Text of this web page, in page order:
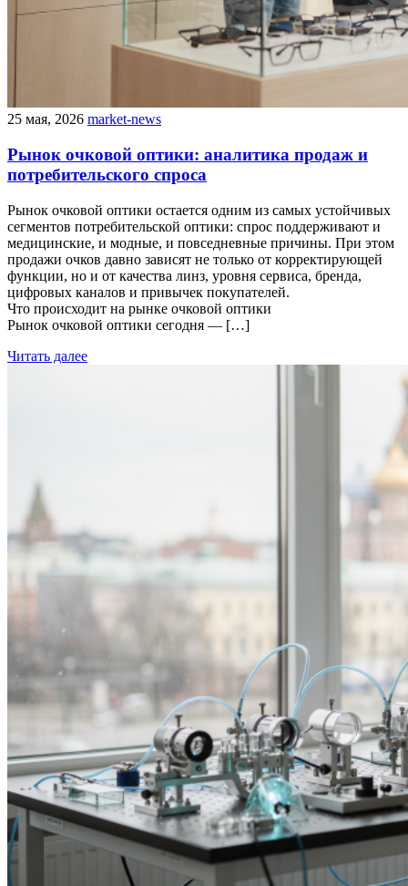
25 мая, 2026 market-news
Рынок очковой оптики: аналитика продаж и
потребительского спроса
Рынок очковой оптики остается одним из самых устойчивых
сегментов потребительской оптики: спрос поддерживают и
медицинские, и модные, и повседневные причины. При этом
продажи очков давно зависят не только от корректирующей
функции, но и от качества линз, уровня сервиса, бренда,
цифровых каналов и привычек покупателей.
Что происходит на рынке очковой оптики
Рынок очковой оптики сегодня — […]
Читать далее